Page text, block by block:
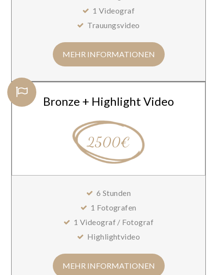
1 Videograf
Trauungsvideo
MEHR INFORMATIONEN
Bronze + Highlight Video
2500€
6 Stunden
1 Fotografen
1 Videograf / Fotograf
Highlightvideo
MEHR INFORMATIONEN